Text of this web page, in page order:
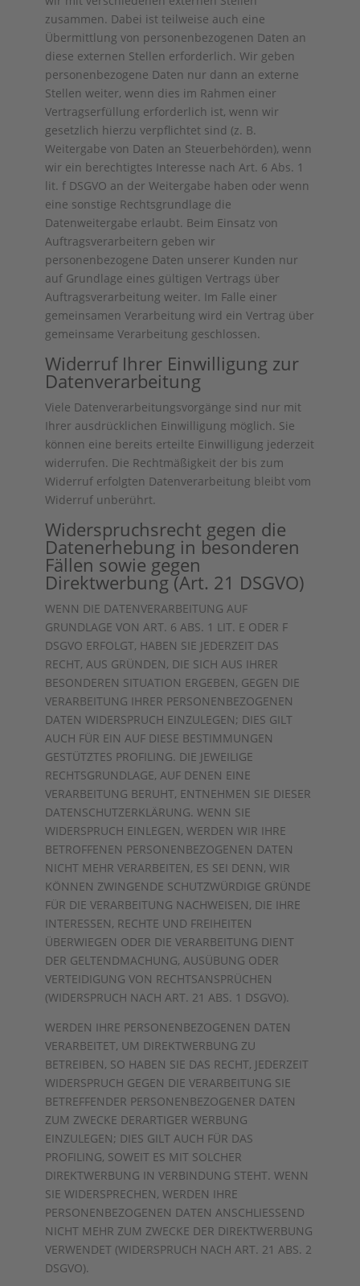
zusammen. Dabei ist teilweise auch eine
Übermittlung von personenbezogenen Daten an
diese externen Stellen erforderlich. Wir geben
personenbezogene Daten nur dann an externe
Stellen weiter, wenn dies im Rahmen einer
Vertragserfüllung erforderlich ist, wenn wir
gesetzlich hierzu verpflichtet sind (z. B.
Weitergabe von Daten an Steuerbehörden), wenn
wir ein berechtigtes Interesse nach Art. 6 Abs. 1
lit. f DSGVO an der Weitergabe haben oder wenn
eine sonstige Rechtsgrundlage die
Datenweitergabe erlaubt. Beim Einsatz von
Auftragsverarbeitern geben wir
personenbezogene Daten unserer Kunden nur
auf Grundlage eines gültigen Vertrags über
Auftragsverarbeitung weiter. Im Falle einer
gemeinsamen Verarbeitung wird ein Vertrag über
gemeinsame Verarbeitung geschlossen.
Widerruf Ihrer Einwilligung zur
Datenverarbeitung
Viele Datenverarbeitungsvorgänge sind nur mit
Ihrer ausdrücklichen Einwilligung möglich. Sie
können eine bereits erteilte Einwilligung jederzeit
widerrufen. Die Rechtmäßigkeit der bis zum
Widerruf erfolgten Datenverarbeitung bleibt vom
Widerruf unberührt.
Widerspruchsrecht gegen die
Datenerhebung in besonderen
Fällen sowie gegen
Direktwerbung (Art. 21 DSGVO)
WENN DIE DATENVERARBEITUNG AUF
GRUNDLAGE VON ART. 6 ABS. 1 LIT. E ODER F
DSGVO ERFOLGT, HABEN SIE JEDERZEIT DAS
RECHT, AUS GRÜNDEN, DIE SICH AUS IHRER
BESONDEREN SITUATION ERGEBEN, GEGEN DIE
VERARBEITUNG IHRER PERSONENBEZOGENEN
DATEN WIDERSPRUCH EINZULEGEN; DIES GILT
AUCH FÜR EIN AUF DIESE BESTIMMUNGEN
GESTÜTZTES PROFILING. DIE JEWEILIGE
RECHTSGRUNDLAGE, AUF DENEN EINE
VERARBEITUNG BERUHT, ENTNEHMEN SIE DIESER
DATENSCHUTZERKLÄRUNG. WENN SIE
WIDERSPRUCH EINLEGEN, WERDEN WIR IHRE
BETROFFENEN PERSONENBEZOGENEN DATEN
NICHT MEHR VERARBEITEN, ES SEI DENN, WIR
KÖNNEN ZWINGENDE SCHUTZWÜRDIGE GRÜNDE
FÜR DIE VERARBEITUNG NACHWEISEN, DIE IHRE
INTERESSEN, RECHTE UND FREIHEITEN
ÜBERWIEGEN ODER DIE VERARBEITUNG DIENT
DER GELTENDMACHUNG, AUSÜBUNG ODER
VERTEIDIGUNG VON RECHTSANSPRÜCHEN
(WIDERSPRUCH NACH ART. 21 ABS. 1 DSGVO).
WERDEN IHRE PERSONENBEZOGENEN DATEN
VERARBEITET, UM DIREKTWERBUNG ZU
BETREIBEN, SO HABEN SIE DAS RECHT, JEDERZEIT
WIDERSPRUCH GEGEN DIE VERARBEITUNG SIE
BETREFFENDER PERSONENBEZOGENER DATEN
ZUM ZWECKE DERARTIGER WERBUNG
EINZULEGEN; DIES GILT AUCH FÜR DAS
PROFILING, SOWEIT ES MIT SOLCHER
DIREKTWERBUNG IN VERBINDUNG STEHT. WENN
SIE WIDERSPRECHEN, WERDEN IHRE
PERSONENBEZOGENEN DATEN ANSCHLIESSEND
NICHT MEHR ZUM ZWECKE DER DIREKTWERBUNG
VERWENDET (WIDERSPRUCH NACH ART. 21 ABS. 2
DSGVO).